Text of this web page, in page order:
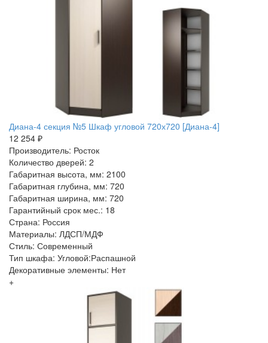
Диана-4 секция №5 Шкаф угловой 720х720 [Диана-4]
12 254 ₽
Производитель: Росток
Количество дверей: 2
Габаритная высота, мм: 2100
Габаритная глубина, мм: 720
Габаритная ширина, мм: 720
Гарантийный срок мес.: 18
Страна: Россия
Материалы: ЛДСП/МДФ
Стиль: Современный
Тип шкафа: Угловой:Распашной
Декоративные элементы: Нет
+